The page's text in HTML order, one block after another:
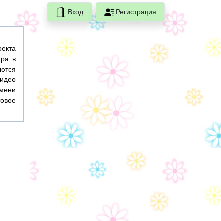
Вход Регистрация
в